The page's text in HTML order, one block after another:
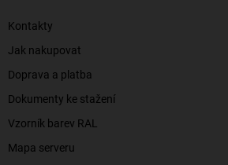
Kontakty
Jak nakupovat
Doprava a platba
Dokumenty ke stažení
Vzorník barev RAL
Mapa serveru